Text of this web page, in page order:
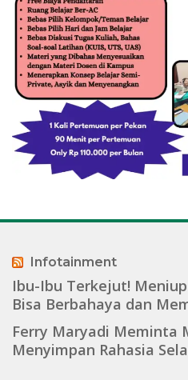
Infotainment
Ibu-Ibu Terkejut!
Bisa Berbahaya dan
Ferry Maryadi Meminta
Menyimpan Rahasia